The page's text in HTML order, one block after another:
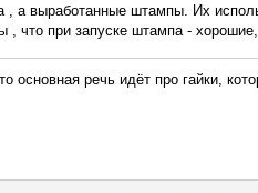
, а выработанные штампы. Их
, что при запуске штампа -
основная речь идёт про гайки,